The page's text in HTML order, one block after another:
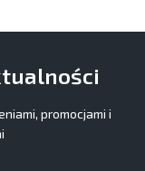
promocjami i